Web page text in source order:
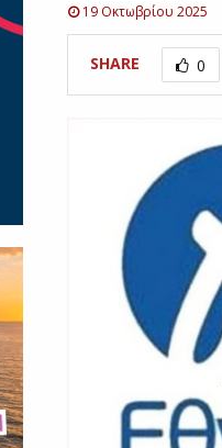
19 Οκτωβρίου 2025
SHARE 0